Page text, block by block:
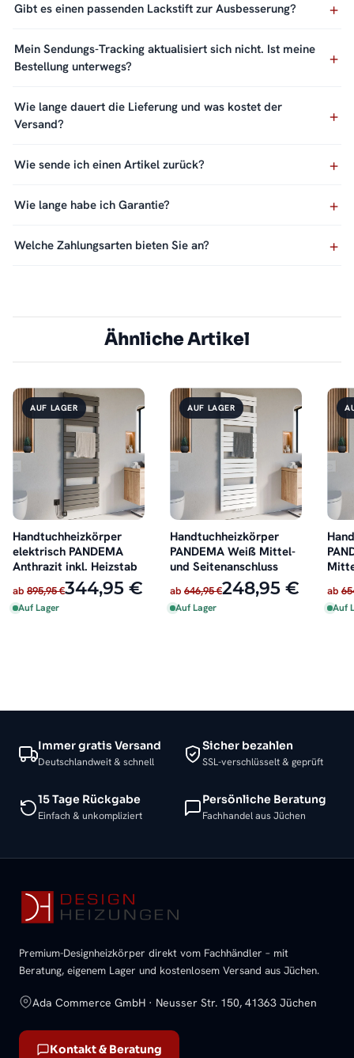
Gibt es einen passenden Lackstift zur Ausbesserung?
Mein Sendungs-Tracking aktualisiert sich nicht. Ist meine
Bestellung unterwegs?
Wie lange dauert die Lieferung und was kostet der
Versand?
Wie sende ich einen Artikel zurück?
Wie lange habe ich Garantie?
Welche Zahlungsarten bieten Sie an?
Ähnliche Artikel
AUF LAGER
Handtuchheizkörper
elektrisch PANDEMA
Anthrazit inkl. Heizstab
ab 895,95 €344,95 €
Auf Lager
AUF LAGER
Handtuchheizkörper
PANDEMA Weiß Mittel-
und Seitenanschluss
ab 646,95 €248,95 €
Auf Lager
ab
Auf
Immer gratis Versand
Deutschlandweit & schnell
Sicher bezahlen
SSL-verschlüsselt & geprüft
15 Tage Rückgabe
Einfach & unkompliziert
Persönliche Beratung
Fachhandel aus Jüchen
Premium-Designheizkörper direkt vom Fachhändler – mit
Beratung, eigenem Lager und kostenlosem Versand aus Jüchen.
Ada Commerce GmbH · Neusser Str. 150, 41363 Jüchen
Kontakt & Beratung